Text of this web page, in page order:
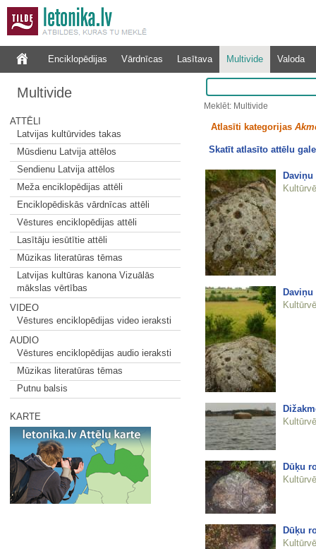
Enciklopēdijas Vārdnīcas Lasītava Multivide Valoda
Multivide
ATTĒLI
Latvijas kultūrvides takas
Mūsdienu Latvija attēlos
Sendienu Latvija attēlos
Meža enciklopēdijas attēli
Enciklopēdiskās vārdnīcas attēli
Vēstures enciklopēdijas attēli
Lasītāju iesūtītie attēli
Mūzikas literatūras tēmas
Latvijas kultūras kanona Vizuālās
mākslas vērtības
VIDEO
Vēstures enciklopēdijas video ieraksti
AUDIO
Vēstures enciklopēdijas audio ieraksti
Mūzikas literatūras tēmas
Putnu balsis
KARTE
Meklēt: Multivide
Atlasīti kategorijas
Skatīt atlasīto attēlu
Daviņu
Daviņu
Dūķu
Dūķu